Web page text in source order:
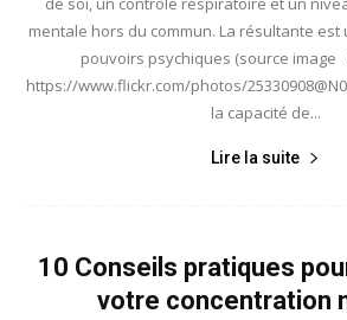
mentale hors du commun. La résultante
pouvoirs psychiques (source image
https://www.flickr.com/photos/
la capacité de...
Lire la suite
10 Conseils pratiques
votre concentration